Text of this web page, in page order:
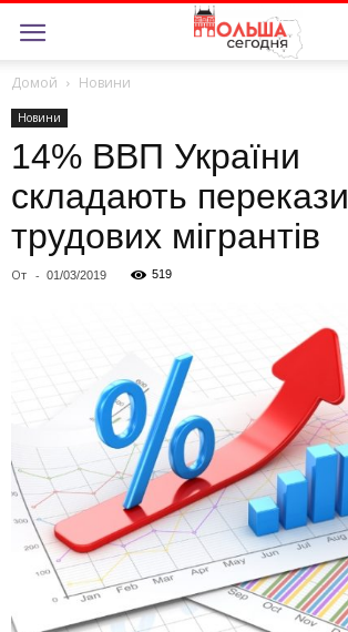
Домой Новини
Новини
14% ВВП України
складають перекази
трудових мігрантів
От - 01/03/2019 519